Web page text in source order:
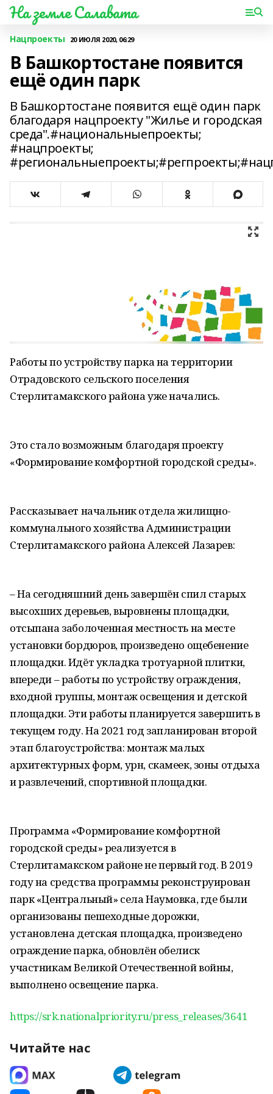
На земле Салавата
Нацпроекты 20 ИЮЛЯ 2020, 06:29
В Башкортостане появится
ещё один парк
В Башкортостане появится ещё один парк
благодаря нацпроекту "Жилье и городская
среда".#национальныепроекты;
#нацпроекты;
Работы по устройству парка на территории
Отрадовского сельского поселения
Стерлитамакского района уже начались.
Это стало возможным благодаря проекту
«Формирование комфортной городской среды».
Рассказывает начальник отдела жилищно-
коммунального хозяйства Администрации
Стерлитамакского района Алексей Лазарев:
– На сегодняшний день завершён спил старых
высохших деревьев, выровнены площадки,
отсыпана заболоченная местность на месте
установки бордюров, произведено ощебенение
площадки. Идёт укладка тротуарной плитки,
впереди – работы по устройству ограждения,
входной группы, монтаж освещения и детской
площадки. Эти работы планируется завершить в
текущем году. На 2021 год запланирован второй
этап благоустройства: монтаж малых
архитектурных форм, урн, скамеек, зоны отдыха
и развлечений, спортивной площадки.
Программа «Формирование комфортной
городской среды» реализуется в
Стерлитамакском районе не первый год. В 2019
году на средства программы реконструирован
парк «Центральный» села Наумовка, где были
организованы пешеходные дорожки,
установлена детская площадка, произведено
ограждение парка, обновлён обелиск
участникам Великой Отечественной войны,
выполнено освещение парка.
https://srk.nationalpriority.ru/press_releases/3641
Читайте нас